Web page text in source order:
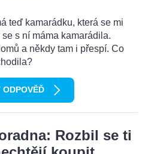
teď kamarádku, která se mi
s ní máma kamarádila.
a někdy tam i přespí. Co
ODPOVĚĎ
Rozbil se ti